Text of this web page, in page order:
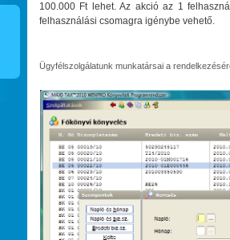
100.000 Ft lehet. Az akció az 1
felhasználási csomagra igénybe vehető.
Ügyfélszolgálatunk munkatársai a